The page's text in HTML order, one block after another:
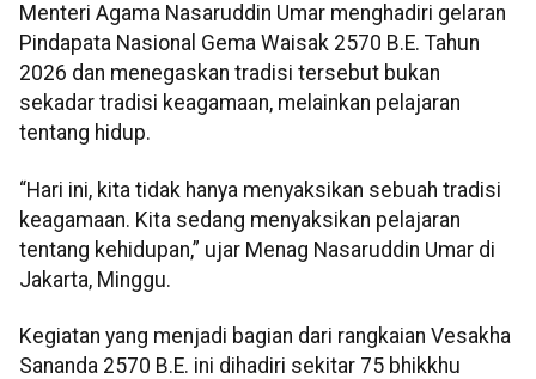
Menteri Agama Nasaruddin Umar menghadiri gelaran
Pindapata Nasional Gema Waisak 2570 B.E. Tahun
2026 dan menegaskan tradisi tersebut bukan
sekadar tradisi keagamaan, melainkan pelajaran
tentang hidup.
“Hari ini, kita tidak hanya menyaksikan sebuah tradisi
keagamaan. Kita sedang menyaksikan pelajaran
tentang kehidupan,” ujar Menag Nasaruddin Umar di
Jakarta, Minggu.
Kegiatan yang menjadi bagian dari rangkaian Vesakha
Sananda 2570 B.E. ini dihadiri sekitar 75 bhikkhu